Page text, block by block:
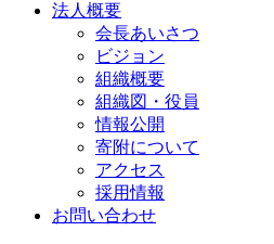
法人概要
会長あいさつ
ビジョン
組織概要
組織図・役員
情報公開
寄附について
アクセス
採用情報
お問い合わせ